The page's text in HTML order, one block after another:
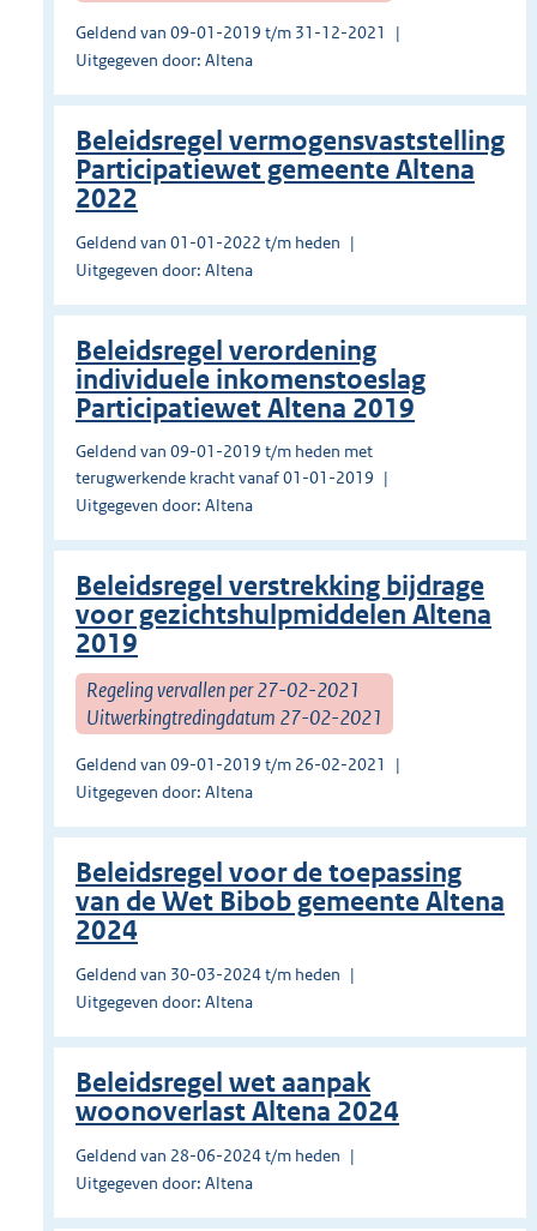
Geldend van 09-01-2019 t/m 31-12-2021
Uitgegeven door: Altena
Beleidsregel vermogensvaststelling
Participatiewet gemeente Altena
2022
Geldend van 01-01-2022 t/m heden
Uitgegeven door: Altena
Beleidsregel verordening
individuele inkomenstoeslag
Participatiewet Altena 2019
Geldend van 09-01-2019 t/m heden met
terugwerkende kracht vanaf 01-01-2019
Uitgegeven door: Altena
Beleidsregel verstrekking bijdrage
voor gezichtshulpmiddelen Altena
2019
Regeling vervallen per 27-02-2021
Uitwerkingtredingdatum 27-02-2021
Geldend van 09-01-2019 t/m 26-02-2021
Uitgegeven door: Altena
Beleidsregel voor de toepassing
van de Wet Bibob gemeente Altena
2024
Geldend van 30-03-2024 t/m heden
Uitgegeven door: Altena
Beleidsregel wet aanpak
woonoverlast Altena 2024
Geldend van 28-06-2024 t/m heden
Uitgegeven door: Altena